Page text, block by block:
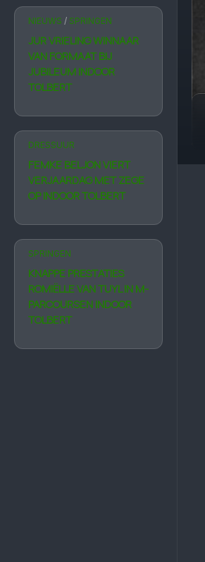
NIEUWS / SPRINGEN
JUR VRIELING WINNAAR
VAN FORMAAT BIJ
JUBILEUM INDOOR
TOLBERT
DRESSUUR
FEMKE BELJON VIERT
VERJAARDAG MET ZEGE
OP INDOOR TOLBERT
SPRINGEN
KNAPPE PRESTATIES
ROMIËLLE VAN TUYL IN M-
PARCOURSEN INDOOR
TOLBERT